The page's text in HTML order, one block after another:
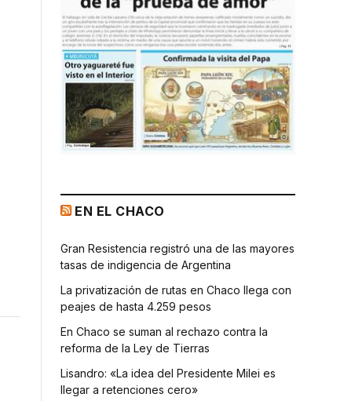
EN EL CHACO
Gran Resistencia registró una de las mayores
tasas de indigencia de Argentina
La privatización de rutas en Chaco llega con
peajes de hasta 4.259 pesos
En Chaco se suman al rechazo contra la
reforma de la Ley de Tierras
Lisandro: «La idea del Presidente Milei es
llegar a retenciones cero»